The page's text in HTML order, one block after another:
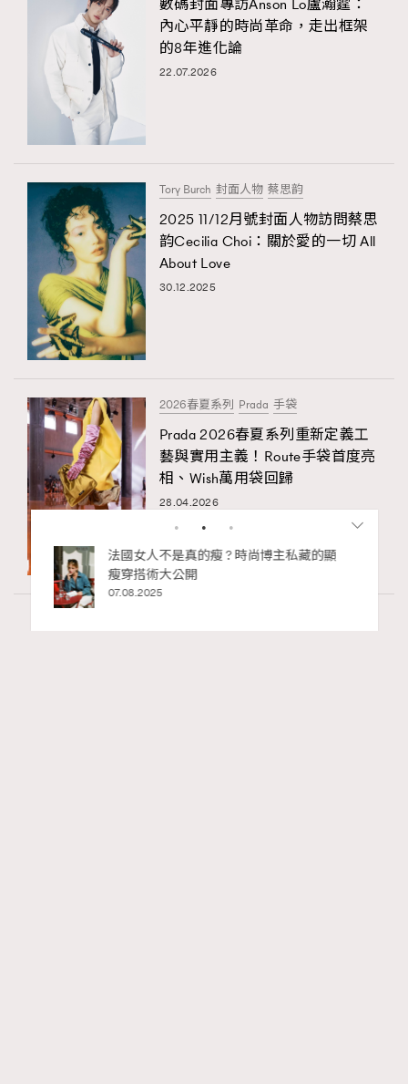
數碼封面專訪Anson Lo盧瀚霆：
內心平靜的時尚革命，走出框架
的8年進化論
22.07.2026
Tory Burch 封面人物 蔡思韵
2025 11/12月號封面人物訪問蔡思
韵Cecilia Choi：關於愛的一切 All
About Love
30.12.2025
2026春夏系列 Prada 手袋
Prada 2026春夏系列重新定義工
藝與實用主義！Route手袋首度亮
相、Wish萬用袋回歸
28.04.2026
的顯
別再用酒精消毒皮革！6個清潔手袋小技
巧，讓你更愛惜你的手袋
02.06.2025